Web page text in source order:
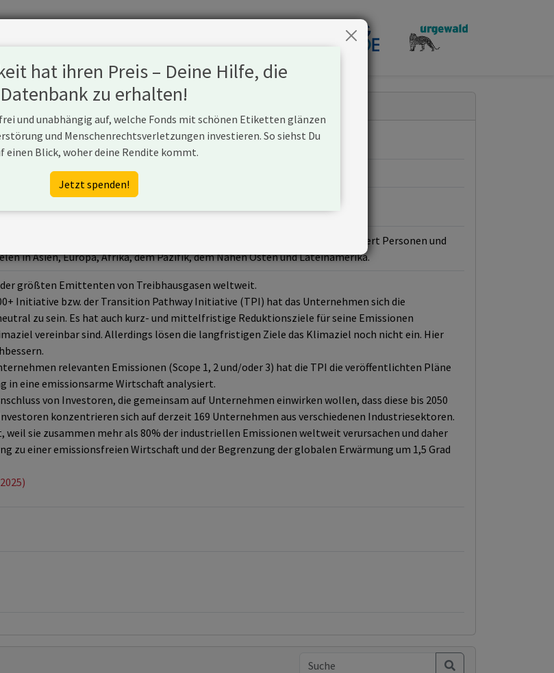
hundertprozentige Tochtergesellschaft United Airlines, Inc. (United) befördert Personen und
in Asien, Europa, Afrika, dem Pazifik, dem Nahen Osten und Lateinamerika.
größten Emittenten von Treibhausgasen weltweit.
Initiative bzw. der Transition Pathway Initiative (TPI) hat das Unternehmen sich die
zu sein. Es hat auch kurz- und mittelfristige Reduktionsziele für seine Emissionen
vereinbar sind. Allerdings lösen die langfristigen Ziele das Klimaziel noch nicht ein. Hier
relevanten Emissionen (Scope 1, 2 und/oder 3) hat die TPI die veröffentlichten Pläne
in eine emissionsarme Wirtschaft analysiert.
von Investoren, die gemeinsam auf Unternehmen einwirken wollen, dass diese bis 2050
konzentrieren sich auf derzeit 169 Unternehmen aus verschiedenen Industriesektoren.
weil sie zusammen mehr als 80% der industriellen Emissionen weltweit verursachen und daher
zu einer emissionsfreien Wirtschaft und der Begrenzung der globalen Erwärmung um 1,5 Grad
hat ihren Preis – Deine Hilfe, die
Datenbank zu erhalten!
und unabhängig auf, welche Fonds mit schönen Etiketten glänzen
und Menschenrechtsverletzungen investieren. So siehst Du
einen Blick, woher deine Rendite kommt.
Jetzt spenden!